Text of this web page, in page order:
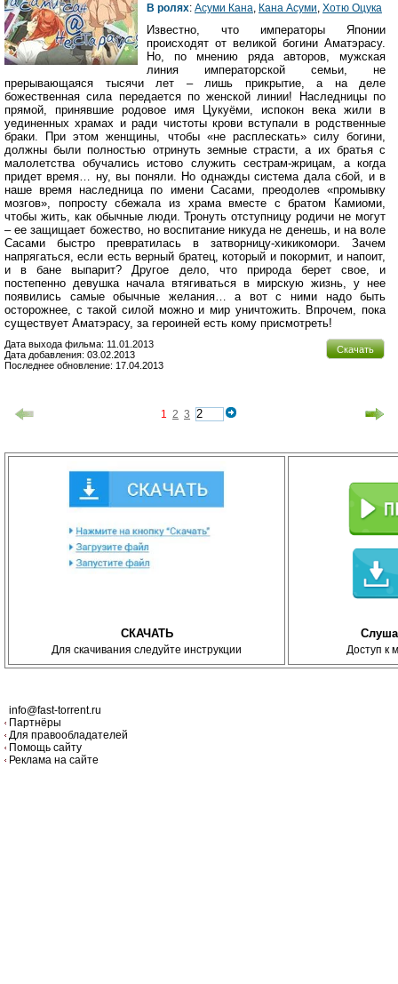
В ролях: Асуми Кана Кана Асуми Хотю Оцука
Известно, что императоры Японии
происходят от великой богини Аматэрасу.
Но, по мнению ряда авторов, мужская
линия императорской семьи, не
прерывающаяся тысячи лет – лишь прикрытие, а на деле
божественная сила передается по женской линии! Наследницы по
прямой, принявшие родовое имя Цукуёми, испокон века жили в
уединенных храмах и ради чистоты крови вступали в родственные
браки. При этом женщины, чтобы «не расплескать» силу богини,
должны были полностью отринуть земные страсти, а их братья с
малолетства обучались истово служить сестрам-жрицам, а когда
придет время… ну, вы поняли. Но однажды система дала сбой, и в
наше время наследница по имени Сасами, преодолев «промывку
мозгов», попросту сбежала из храма вместе с братом Камиоми,
чтобы жить, как обычные люди. Тронуть отступницу родичи не могут
– ее защищает божество, но воспитание никуда не денешь, и на воле
Сасами быстро превратилась в затворницу-хикикомори. Зачем
напрягаться, если есть верный братец, который и покормит, и напоит,
и в бане выпарит? Другое дело, что природа берет свое, и
постепенно девушка начала втягиваться в мирскую жизнь, у нее
появились самые обычные желания… а вот с ними надо быть
осторожнее, с такой силой можно и мир уничтожить. Впрочем, пока
существует Аматэрасу, за героиней есть кому присмотреть!
Скачать
Дата выхода фильма: 11.01.2013
Дата добавления: 03.02.2013
Последнее обновление: 17.04.2013
1 2 3
СКАЧАТЬ
Для скачивания следуйте инструкции Доступ к
info@fast-torrent.ru
Партнёры
Для правообладателей
Помощь сайту
Реклама на сайте